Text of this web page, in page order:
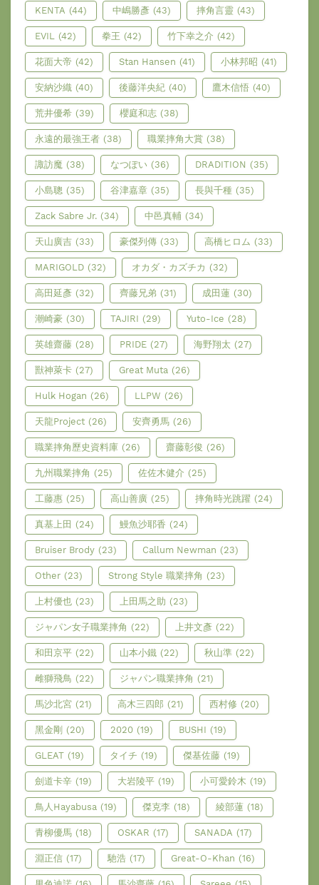
KENTA (44) 中嶋勝彥 (43) 摔角言靈 (43)
EVIL (42) 拳王 (42) 竹下幸之介 (42)
花面大帝 (42) Stan Hansen (41) 小林邦昭 (41)
安納沙織 (40) 後藤洋央紀 (40) 鷹木信悟 (40)
荒井優希 (39) 櫻庭和志 (38)
永遠的最強王者 (38) 職業摔角大賞 (38)
諏訪魔 (38) なつぽい (36) DRADITION (35)
小島聰 (35) 谷津嘉章 (35) 長與千種 (35)
Zack Sabre Jr. (34) 中邑真輔 (34)
天山廣吉 (33) 豪傑列傳 (33) 高橋ヒロム (33)
MARIGOLD (32) オカダ・カズチカ (32)
高田延彥 (32) 齊藤兄弟 (31) 成田蓮 (30)
潮崎豪 (30) TAJIRI (29) Yuto-Ice (28)
英雄齋藤 (28) PRIDE (27) 海野翔太 (27)
獸神萊卡 (27) Great Muta (26)
Hulk Hogan (26) LLPW (26)
天龍Project (26) 安齊勇馬 (26)
職業摔角歷史資料庫 (26) 齋藤彰俊 (26)
九州職業摔角 (25) 佐佐木健介 (25)
工藤惠 (25) 高山善廣 (25) 摔角時光跳躍 (24)
真基上田 (24) 鰻魚沙耶香 (24)
Bruiser Brody (23) Callum Newman (23)
Other (23) Strong Style 職業摔角 (23)
上村優也 (23) 上田馬之助 (23)
ジャパン女子職業摔角 (22) 上井文彥 (22)
和田京平 (22) 山本小鐵 (22) 秋山準 (22)
雌獅飛鳥 (22) ジャパン職業摔角 (21)
馬沙北宮 (21) 高木三四郎 (21) 西村修 (20)
黑金剛 (20) 2020 (19) BUSHI (19)
GLEAT (19) タイチ (19) 傑基佐藤 (19)
劍道卡辛 (19) 大岩陵平 (19) 小可愛鈴木 (19)
鳥人Hayabusa (19) 傑克李 (18) 綾部蓮 (18)
青柳優馬 (18) OSKAR (17) SANADA (17)
淵正信 (17) 馳浩 (17) Great-O-Khan (16)